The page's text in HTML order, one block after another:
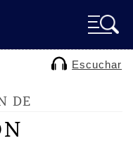
Escuchar
DE